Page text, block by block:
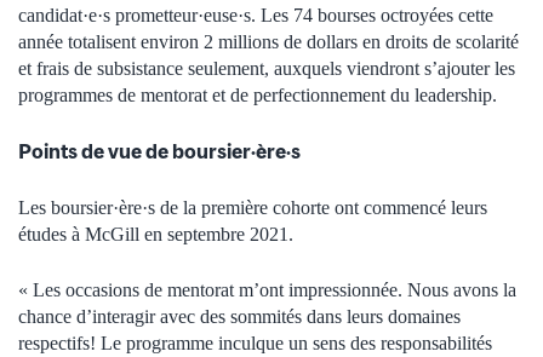
candidat·e·s prometteur·euse·s. Les 74 bourses octroyées cette
année totalisent environ 2 millions de dollars en droits de scolarité
et frais de subsistance seulement, auxquels viendront s’ajouter les
programmes de mentorat et de perfectionnement du leadership.
Points de vue de boursier·ère·s
Les boursier·ère·s de la première cohorte ont commencé leurs
études à McGill en septembre 2021.
« Les occasions de mentorat m’ont impressionnée. Nous avons la
chance d’interagir avec des sommités dans leurs domaines
respectifs! Le programme inculque un sens des responsabilités